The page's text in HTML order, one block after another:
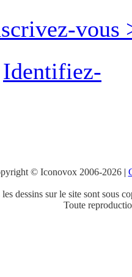
vous
Identifiez-
© Iconovox 2006-2026|
les dessins sur le site sont sous
Toute